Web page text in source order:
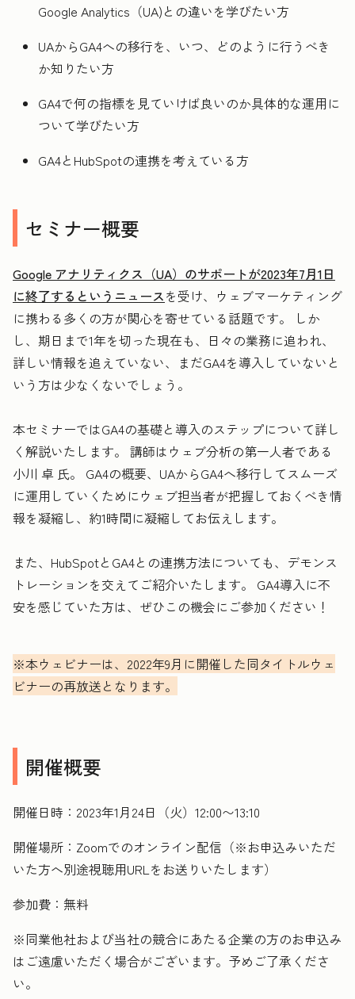
Google Analytics（UA)との違いを学びたい方
UAからGA4への移行を、いつ、どのように行うべき
か知りたい方
GA4で何の指標を見ていけば良いのか具体的な運用に
ついて学びたい方
GA4とHubSpotの連携を考えている方
セミナー概要
Google アナリティクス（UA）のサポートが2023年7月1日
に終了するというニュースを受け、ウェブマーケティング
に携わる多くの方が関心を寄せている話題です。 しか
し、期日まで1年を切った現在も、日々の業務に追われ、
詳しい情報を追えていない、まだGA4を導入していないと
いう方は少なくないでしょう。
本セミナーではGA4の基礎と導入のステップについて詳し
く解説いたします。 講師はウェブ分析の第一人者である
小川 卓 氏。 GA4の概要、UAからGA4へ移行してスムーズ
に運用していくためにウェブ担当者が把握しておくべき情
報を凝縮し、約1時間に凝縮してお伝えします。
また、HubSpotとGA4との連携方法についても、デモンス
トレーションを交えてご紹介いたします。 GA4導入に不
安を感じていた方は、ぜひこの機会にご参加ください！
※本ウェビナーは、2022年9月に開催した同タイトルウェ
ビナーの再放送となります。
開催概要
開催日時： 2023年1月24日（火）12:00〜13:10
開催場所：Zoomでのオンライン配信（※お申込みいただ
いた方へ別途視聴用URLをお送りいたします）
参加費：無料
※同業他社および当社の競合にあたる企業の方のお申込み
はご遠慮いただく場合がございます。予めご了承くださ
い。